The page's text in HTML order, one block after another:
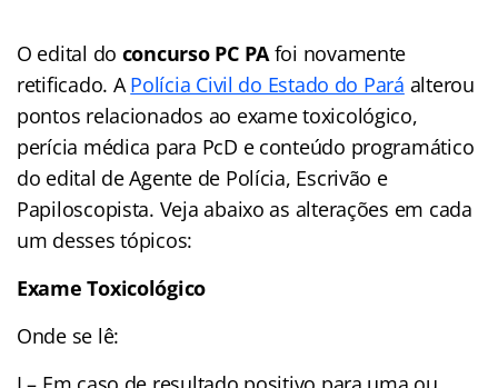
O edital do concurso PC PAfoi novamente
retificado. APolícia Civil do Estado do Pará alterou
pontos relacionados ao exame toxicológico,
perícia médica para PcD e conteúdo programático
do edital de Agente de Polícia, Escrivão e
Papiloscopista. Veja abaixo as alterações em cada
um desses tópicos:
Exame Toxicológico
Onde se lê: